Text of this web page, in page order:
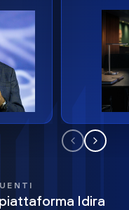
Idira